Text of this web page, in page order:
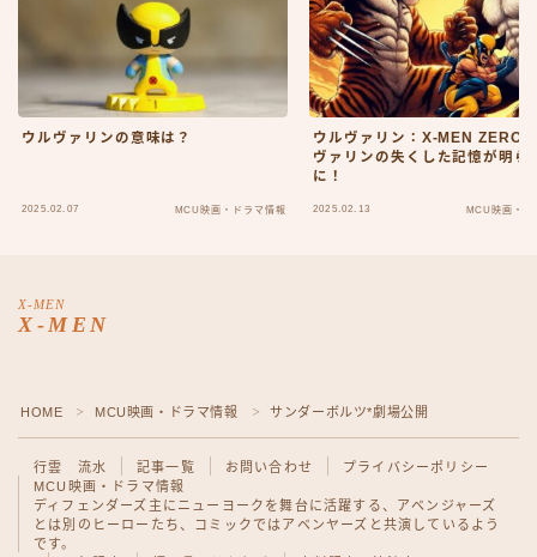
Follow Me
ウルヴァリンの意味は？
2025.02.07 MCU映画・ドラマ情報
ウルヴァリン：X-MEN ZERO -
ヴァリンの失くした記憶が明ら
に！
2025.02.13 MCU映画・ド
X-MEN
X-MEN
HOME ＞ MCU映画・ドラマ情報 ＞ サンダーボルツ*劇場公開
行雲 流水 記事一覧 お問い合わせ
プライバシーポリシー
MCU映画・ドラマ情報
ディフェンダーズ 主にニューヨークを舞台に活躍する、アベンジャーズ
とは別のヒーローたち、コミックではアベンヤーズと共演しているよう
です。